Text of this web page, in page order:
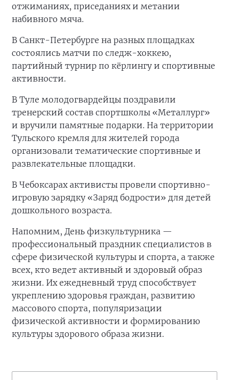
отжиманиях, приседаниях и метании
набивного мяча.
В Санкт-Петербурге на разных площадках
состоялись матчи по следж-хоккею,
партийный турнир по кёрлингу и спортивные
активности.
В Туле молодогвардейцы поздравили
тренерский состав спортшколы «Металлург»
и вручили памятные подарки. На территории
Тульского кремля для жителей города
организовали тематические спортивные и
развлекательные площадки.
В Чебоксарах активисты провели спортивно-
игровую зарядку «Заряд бодрости» для детей
дошкольного возраста.
Напомним, День физкультурника —
профессиональный праздник специалистов в
сфере физической культуры и спорта, а также
всех, кто ведет активный и здоровый образ
жизни. Их ежедневный труд способствует
укреплению здоровья граждан, развитию
массового спорта, популяризации
физической активности и формированию
культуры здорового образа жизни.